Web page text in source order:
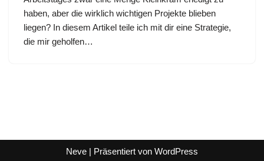
haben, aber die wirklich wichtigen Projekte blieben
liegen? In diesem Artikel teile ich mit dir eine Strategie,
die mir geholfen…
Neve | Präsentiert von WordPress